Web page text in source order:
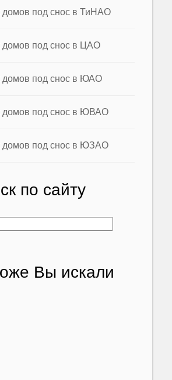
домов под снос в ТиНАО
домов под снос в ЦАО
домов под снос в ЮАО
домов под снос в ЮВАО
домов под снос в ЮЗАО
по сайту
Вы искали